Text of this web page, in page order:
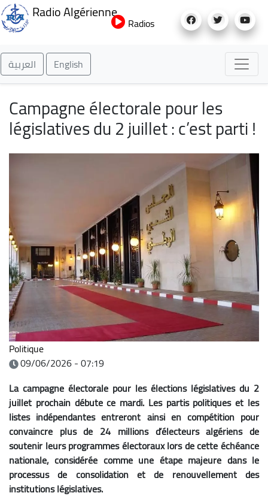
au
Radio Algérienne
Radios
العربية English
Campagne électorale pour les
législatives du 2 juillet : c’est parti !
Politique
09/06/2026 - 07:19
La campagne électorale pour les élections législatives du 2
juillet prochain débute ce mardi. Les partis politiques et les
listes indépendantes entreront ainsi en compétition pour
convaincre plus de 24 millions d’électeurs algériens de
soutenir leurs programmes électoraux lors de cette échéance
nationale, considérée comme une étape majeure dans le
processus de consolidation et de renouvellement des
institutions législatives.